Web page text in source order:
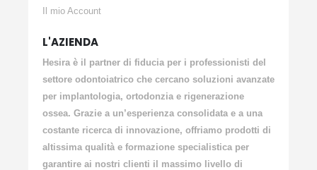
Il mio Account
L'AZIENDA
Hesira è il partner di fiducia per i professionisti del
settore odontoiatrico che cercano soluzioni avanzate
per implantologia, ortodonzia e rigenerazione
ossea. Grazie a un’esperienza consolidata e a una
costante ricerca di innovazione, offriamo prodotti di
altissima qualità e formazione specialistica per
garantire ai nostri clienti il massimo livello di